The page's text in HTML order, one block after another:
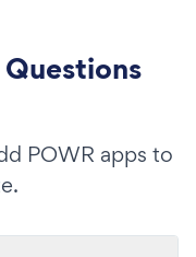
POWR apps to